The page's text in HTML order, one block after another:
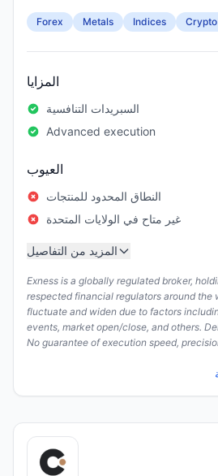
Forex Metals Indices Crypto
المزايا
السبريدات التنافسية
Advanced execution
العيوب
النطاق المحدود للمنتجات
غير متاح في الولايات المتحدة
المزيد من التفاصيل
Exness is a globally regulated broker,
respected financial regulators around the
fluctuate and widen due to factors
events, market open/close, and others.
No guarantee of execution speed,